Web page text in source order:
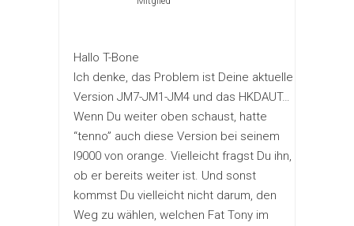
Hallo T-Bone
Ich denke, das Problem ist Deine aktuelle
Version JM7-JM1-JM4 und das HKDAUT…
Wenn Du weiter oben schaust, hatte
“tenno” auch diese Version bei seinem
I9000 von orange. Vielleicht fragst Du ihn,
ob er bereits weiter ist. Und sonst
kommst Du vielleicht nicht darum, den
Weg zu wählen, welchen Fat Tony im